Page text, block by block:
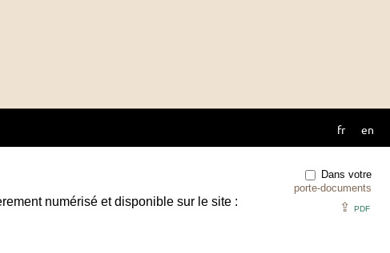
fr en
Dans votre
porte-documents
⇪ PDF
numérisé et disponible sur le site :